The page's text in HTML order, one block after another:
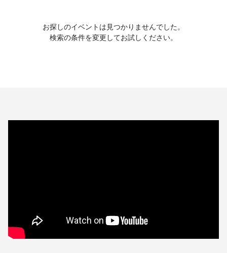
お探しのイベントは見つかりませんでした。
検索の条件を変更してお試しください。